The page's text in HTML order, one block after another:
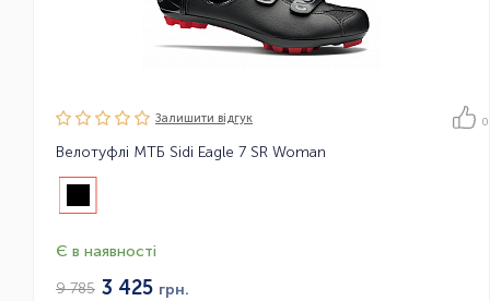
Залишити вiдгук 0
Велотуфлі МТБ Sidi Eagle 7 SR Woman
Є в наявності
9 785 3 425 грн.